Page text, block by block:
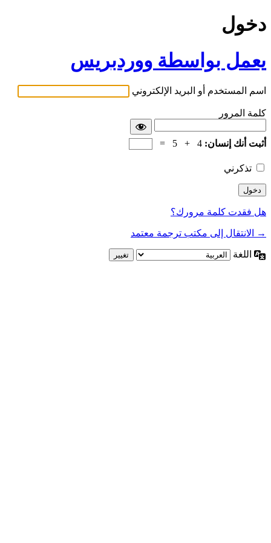
دخول
يعمل بواسطة ووردبريس
اسم المستخدم أو البريد الإلكتروني
كلمة المرور
أثبت أنك إنسان: 4 + 5 =
تذكرني
هل فقدت كلمة مرورك؟
→ الانتقال إلى مكتب ترجمة معتمد
اللغة